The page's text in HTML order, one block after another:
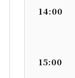
14:00
15:00